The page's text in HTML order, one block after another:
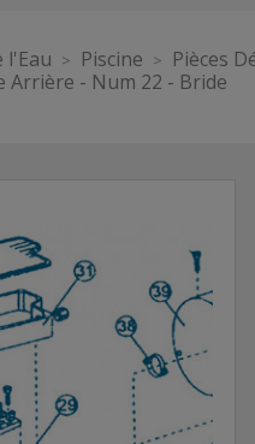
l'Eau Piscine Pièces
- Num 22 - Bride